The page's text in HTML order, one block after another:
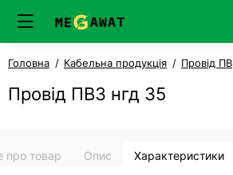
Головна Кабельна продукція Провід ПВ
Провід ПВ3 нгд 35
про товар Опис Характеристики